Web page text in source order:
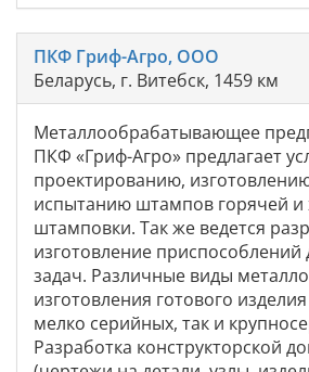
ПКФ Гриф-Агро, ООО
Беларусь, г. Витебск, 1459 км
Металлообрабатывающее
ПКФ «Гриф-Агро» предлагает
проектированию,
испытанию штампов горячей и
штамповки. Так же ведется
изготовление приспособлений
задач. Различные виды
изготовления готового
мелко серийных, так и
Разработка конструкторской